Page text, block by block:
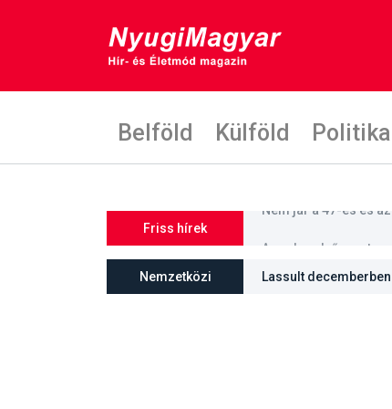
Belföld Külföld Politika
Friss hírek
Nemzetközi Lassult